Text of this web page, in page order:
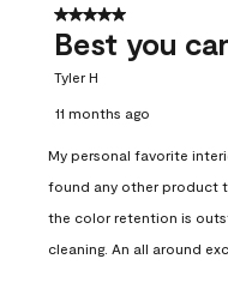
5 out of 5 stars.
Best you
Tyler H
11 months ago
My personal favorite
found any other product
the color retention is
cleaning. An all around